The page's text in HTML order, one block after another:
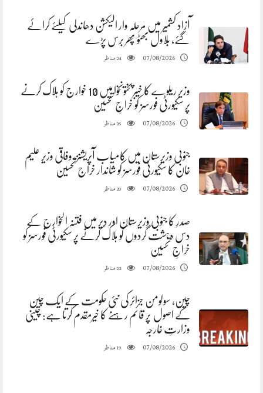
آزاد کشمیر میں مرحلہ وار الیکشن دھاندلی کیلئے کرائے
گئے، بلاول بھٹو پھر برس پڑے
07/08/2026
24مناظر
وزیر ریلوے کا خیبرپختونخوا میں 10 خوارج کو ہلاک کرنے
پر سکیورٹی فورسز کو خراجِ تحسین
07/08/2026
26مناظر
جنوبی وزیرستان میں کامیاب آپریشنز، وفاقی وزیر علیم
خان کا سکیورٹی فورسز کو شاندار خراج تحسین
07/08/2026
20مناظر
صدرِ کا جنوبی وزیرستان اور دیر میں فتنہ الخوارج کے
دس دہشت گردوں کو ہلاک کرنے پر سکیورٹی فورسز کو
خراجِ تحسین
07/08/2026
22مناظر
چین، سولومن جزائر کی نئی حکومت کے ایک چین
کے اصول پر قائم رہنے کا خیرمقدم کرتا ہے: چینی
وزارتِ خارجہ
07/08/2026
19مناظر